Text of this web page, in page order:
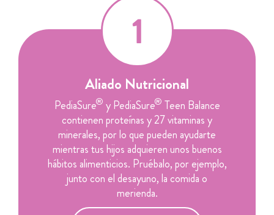
Aliado Nutricional
PediaSure® y PediaSure® Teen Balance
contienen proteínas y 27 vitaminas y
minerales, por lo que pueden ayudarte
mientras tus hijos adquieren unos buenos
hábitos alimenticios. Pruébalo, por ejemplo,
junto con el desayuno, la comida o
merienda.